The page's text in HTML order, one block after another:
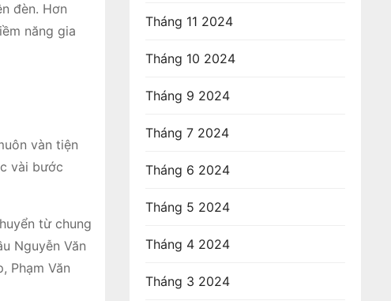
đèn. Hơn
năng gia
vàn tiện
vài bước
từ chung
Nguyễn Văn
Phạm Văn
Tháng 11 2024
Tháng 10 2024
Tháng 9 2024
Tháng 7 2024
Tháng 6 2024
Tháng 5 2024
Tháng 4 2024
Tháng 3 2024